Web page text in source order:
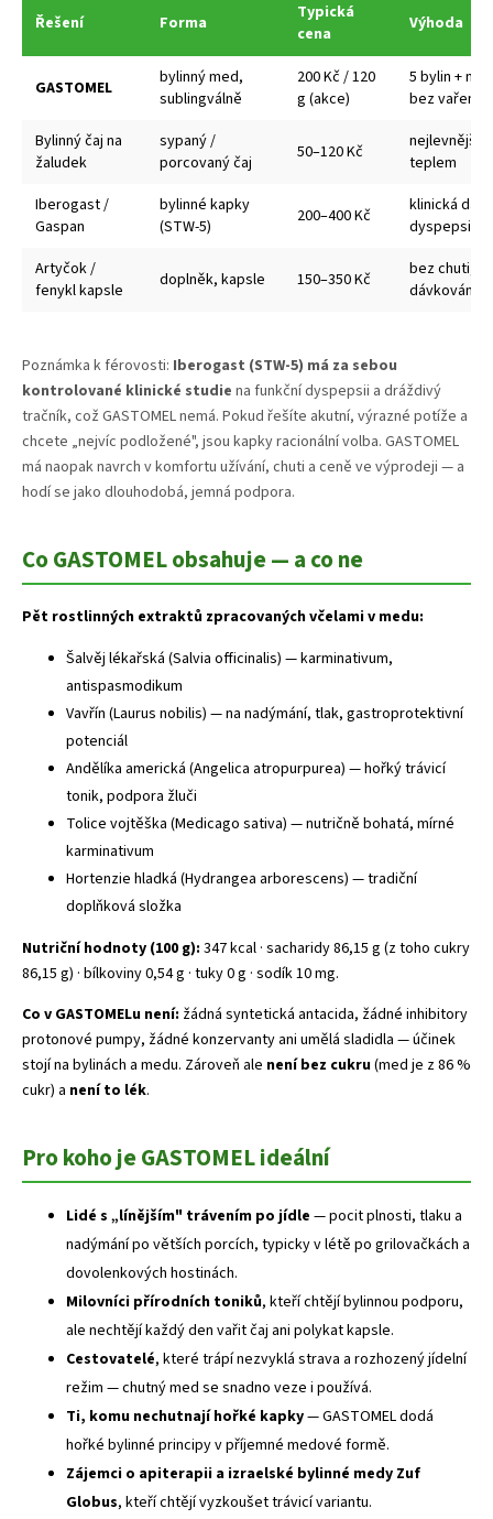
Řešení Forma
Typická
cena
Výhoda
GASTOMEL
bylinný med,
sublingválně
200 Kč / 120
g (akce)
5 bylin +
bez vaření
Bylinný čaj na
žaludek
sypaný /
porcovaný čaj
50–120 Kč
nejlevnější,
teplem
Iberogast /
Gaspan
bylinné kapky
(STW-5)
200–400 Kč
klinická
dyspepsie
Artyčok /
fenykl kapsle
doplněk, kapsle 150–350 Kč
bez chuti,
dávkování
Poznámka k férovosti: Iberogast (STW-5) má za sebou
kontrolované klinické studie na funkční dyspepsii a dráždivý
tračník, což GASTOMEL nemá. Pokud řešíte akutní, výrazné potíže a
chcete „nejvíc podložené", jsou kapky racionální volba. GASTOMEL
má naopak navrch v komfortu užívání, chuti a ceně ve výprodeji — a
hodí se jako dlouhodobá, jemná podpora.
Co GASTOMEL obsahuje — a co ne
Pět rostlinných extraktů zpracovaných včelami v medu:
Šalvěj lékařská (Salvia officinalis) — karminativum,
antispasmodikum
Vavřín (Laurus nobilis) — na nadýmání, tlak, gastroprotektivní
potenciál
Andělíka americká (Angelica atropurpurea) — hořký trávicí
tonik, podpora žluči
Tolice vojtěška (Medicago sativa) — nutričně bohatá, mírné
karminativum
Hortenzie hladká (Hydrangea arborescens) — tradiční
doplňková složka
Nutriční hodnoty (100 g): 347 kcal · sacharidy 86,15 g (z toho cukry
86,15 g) · bílkoviny 0,54 g · tuky 0 g · sodík 10 mg.
Co v GASTOMELu není: žádná syntetická antacida, žádné inhibitory
protonové pumpy, žádné konzervanty ani umělá sladidla — účinek
stojí na bylinách a medu. Zároveň ale není bez cukru(med je z 86 %
cukr) a není to lék.
Pro koho je GASTOMEL ideální
Lidé s „línějším" trávením po jídle — pocit plnosti, tlaku a
nadýmání po větších porcích, typicky v létě po grilovačkách a
dovolenkových hostinách.
Milovníci přírodních toniků, kteří chtějí bylinnou podporu,
ale nechtějí každý den vařit čaj ani polykat kapsle.
Cestovatelé, které trápí nezvyklá strava a rozhozený jídelní
režim — chutný med se snadno veze i používá.
Ti, komu nechutnají hořké kapky— GASTOMEL dodá
hořké bylinné principy v příjemné medové formě.
Zájemci o apiterapii a izraelské bylinné medy Zuf
Globus, kteří chtějí vyzkoušet trávicí variantu.